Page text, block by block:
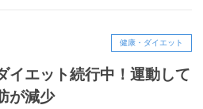
健康・ダイエット
イエット続行中！運動して
が減少